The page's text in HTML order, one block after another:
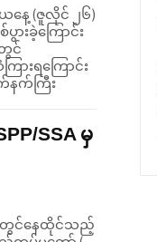
ယနေ့ (ဇူလိုင် ၂၆)
ပွားခဲ့ကြောင်း
ားရကြောင်း
SSA မှ
စုတွင်နေထိုင်သည့်